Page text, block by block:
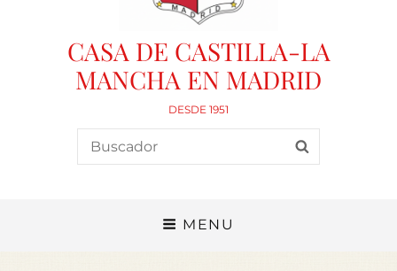
CASA DE CASTILLA-LA
MANCHA EN MADRID
DESDE 1951
Search
for:
MENU